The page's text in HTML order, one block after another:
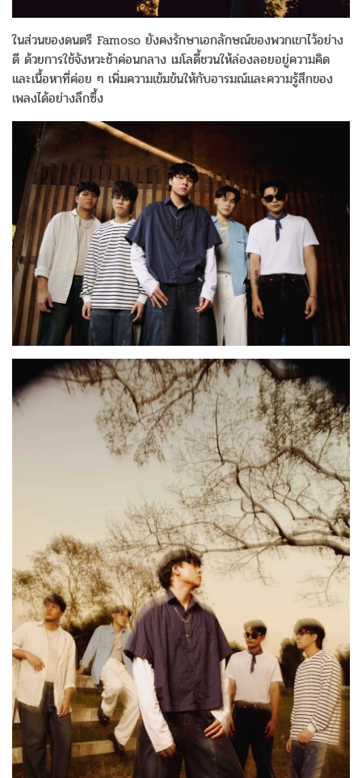
ในส่วนของดนตรี Famoso ยังคงรักษาเอกลักษณ์ของพวกเขาไว้อย่าง
ดี ด้วยการใช้จังหวะช้าค่อนกลาง เมโลดี้ชวนให้ล่องลอยอยู่ความคิด
และเนื้อหาที่ค่อย ๆ เพิ่มความเข้มข้นให้กับอารมณ์และความรู้สึกของ
เพลงได้อย่างลึกซึ้ง